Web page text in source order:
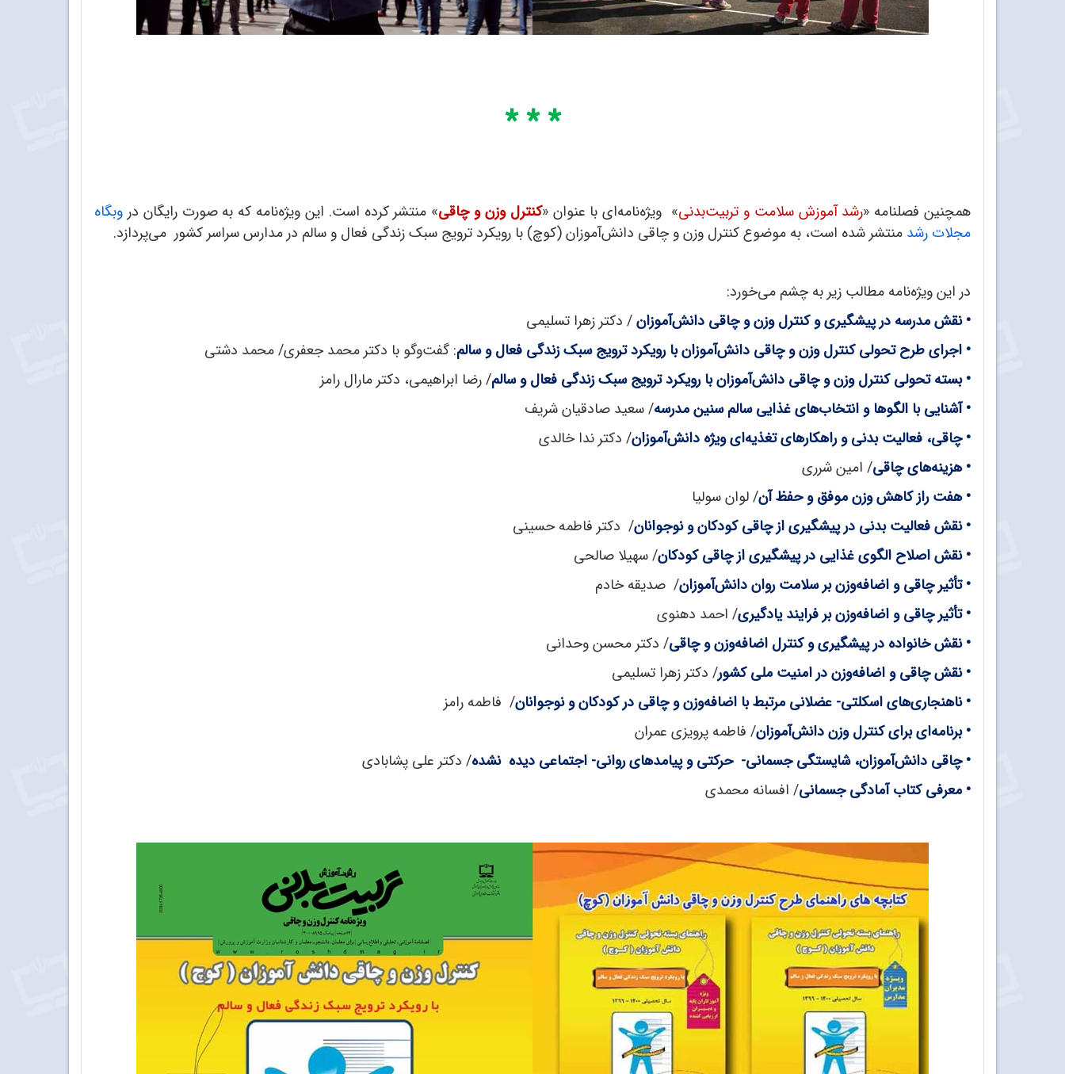
* * *
همچنین فصلنامه «رشد آموزش سلامت و تربیت‌بدنی» ویژه‌نامه‌ای با عنوان «کنترل وزن و چاقی» منتشر کرده است. این ویژه‌نامه که به صورت رایگان در وبگاه
مجلات رشد منتشر شده است، به موضوع کنترل وزن و چاقی دانش‌آموزان (کوچ) با رویکرد ترویج سبک زندگی فعال و سالم در مدارس سراسر کشور می‌پردازد.
در این ویژه‌نامه مطالب زیر به چشم می‌خورد:
• نقش مدرسه در پیشگیری و کنترل ‌وزن و چاقی دانش‌آموزان/ دکتر زهرا تسلیمی
• اجرای طرح تحولی کنترل وزن و چاقی دانش‌آموزان با رویکرد ترویج سبک زندگی فعال و سالم: گفت‌وگو با دکتر محمد جعفری/ محمد دشتی
•بسته تحولی کنترل وزن و چاقی دانش‌آموزان با رویکرد ترویج سبک زندگی فعال و سالم/ رضا ابراهیمی، دکتر مارال رامز
•آشنایی با الگوها و انتخاب‌های غذایی سالم سنین مدرسه/ سعید صادقیان شریف
•چاقی، فعالیت بدنی و راهکارهای تغذیه‌ای ویژه دانش‌آموزان/ دکتر ندا خالدی
•هزینه‌های چاقی/ امین شرری
•هفت راز کاهش وزن موفق و حفظ آن/ لوان سولیا
•نقش فعالیت بدنی در پیشگیری از چاقی کودکان و نوجوانان/ دکتر فاطمه حسینی
•نقش اصلاح الگوی غذایی در پیشگیری از چاقی کودکان/ سهیلا صالحی
•تأثیر چاقی و اضافه‌وزن بر سلامت روان دانش‌آموزان/ صدیقه خادم
•تأثیر چاقی و اضافه‌وزن بر فرایند یادگیری/ احمد دهنوی
•نقش خانواده در پیشگیری و کنترل اضافه‌وزن و چاقی/ دکتر محسن وحدانی
•نقش چاقی و اضافه‌وزن در امنیت ملی کشور/ دکتر زهرا تسلیمی
•ناهنجاری‌های اسکلتی- عضلانی مرتبط با اضافه‌وزن و چاقی در کودکان و نوجوانان/ فاطمه رامز
•برنامه‌ای برای کنترل وزن دانش‌آموزان/ فاطمه پرویزی عمران
•چاقی دانش‌آموزان، شایستگی جسمانی- حرکتی و پیامدهای روانی- اجتماعی دیده نشده/ دکتر علی پشابادی
• معرفی کتاب آمادگی جسمانی/ افسانه محمدی